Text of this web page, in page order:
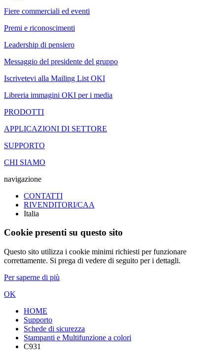
Fiere commerciali ed eventi
Premi e riconoscimenti
Leadership di pensiero
Messaggio del presidente del gruppo
Iscrivetevi alla Mailing List OKI
Libreria immagini OKI per i media
PRODOTTI
APPLICAZIONI DI SETTORE
SUPPORTO
CHI SIAMO
navigazione
CONTATTI
RIVENDITORI/CAA
Italia
Cookie presenti su questo sito
Questo sito utilizza i cookie minimi richiesti per funzionare
correttamente. Si prega di vedere di seguito per i dettagli.
Per saperne di più
OK
HOME
Supporto
Schede di sicurezza
Stampanti e Multifunzione a colori
C931